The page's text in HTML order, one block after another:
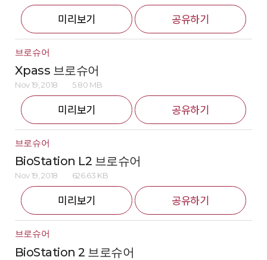
미리보기 공유하기
브로슈어
Xpass 브로슈어
Nov 19, 2018 5.80 MB
미리보기 공유하기
브로슈어
BioStation L2 브로슈어
Nov 19, 2018 626.63 KB
미리보기 공유하기
브로슈어
BioStation 2 브로슈어